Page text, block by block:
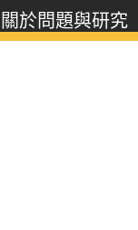
關於問題與研究
About this journal